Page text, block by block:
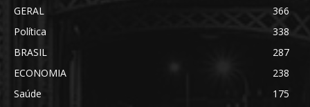
GERAL
366
Política
338
BRASIL
287
ECONOMIA
238
Saúde
175